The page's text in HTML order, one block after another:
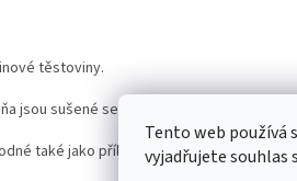
Tento web používá
vyjadřujete souhlas
těstoviny.
jsou sušené semolinové těstoviny.
také jako příloha.